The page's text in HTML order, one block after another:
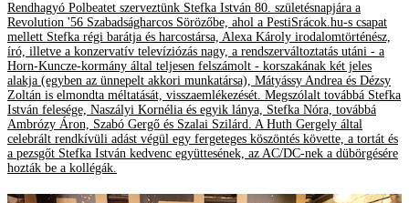
Rendhagyó Polbeatet szerveztünk Stefka István 80. születésnapjára a
Revolution '56 Szabadságharcos Sörözőbe, ahol a PestiSrácok.hu-s csapat
mellett Stefka régi barátja és harcostársa, Alexa Károly irodalomtörténész,
író, illetve a konzervatív televíziózás nagy, a rendszerváltoztatás utáni - a
Horn-Kuncze-kormány által teljesen felszámolt - korszakának két jeles
alakja (egyben az ünnepelt akkori munkatársa), Mátyássy Andrea és Dézsy
Zoltán is elmondta méltatását, visszaemlékezését. Megszólalt továbbá Stefka
István felesége, Naszályi Kornélia és egyik lánya, Stefka Nóra, továbbá
Ambrózy Áron, Szabó Gergő és Szalai Szilárd. A Huth Gergely által
celebrált rendkívüli adást végül egy fergeteges köszöntés követte, a tortát és
a pezsgőt Stefka István kedvenc együttesének, az AC/DC-nek a dübörgésére
hozták be a kollégák.